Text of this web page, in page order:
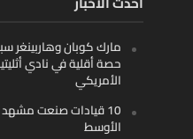
مارك كوبان وهاربينغر
حصة أقلية في نادي
الأمريكي
10 قيادات صنعت
الأوسط